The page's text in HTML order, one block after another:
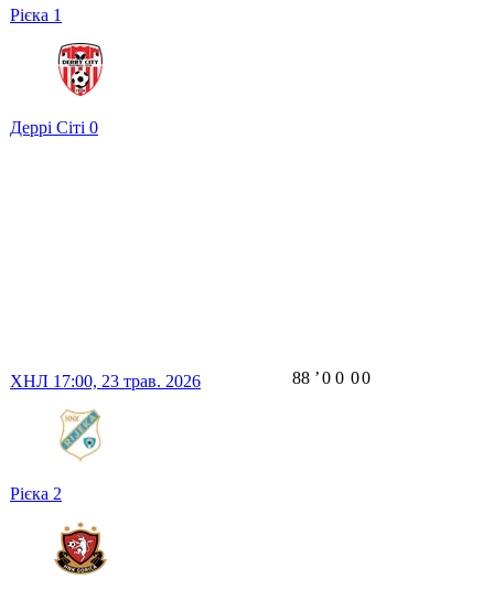
Рієка 1
Деррі Сіті 0
ХНЛ 17:00, 23 трав. 2026
Рієка 2
88 ʼ0 0 00